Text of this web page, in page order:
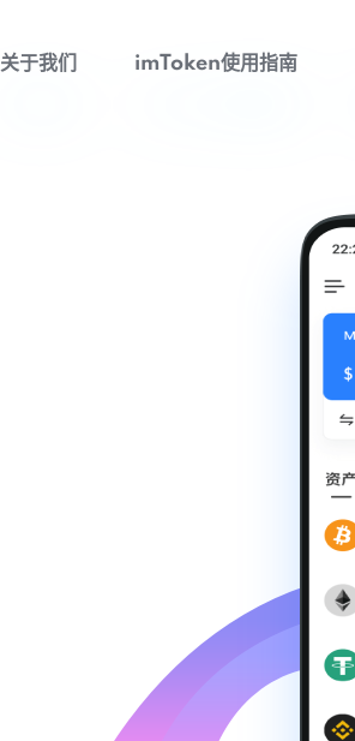
关于我们 imToken使用指南